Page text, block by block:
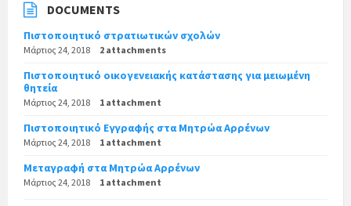
DOCUMENTS
Πιστοποιητικό στρατιωτικών σχολών
Μάρτιος 24, 2018 2 attachments
Πιστοποιητικό οικογενειακής κατάστασης για μειωμένη
θητεία
Μάρτιος 24, 2018 1 attachment
Πιστοποιητικό Εγγραφής στα Μητρώα Αρρένων
Μάρτιος 24, 2018 1 attachment
Μεταγραφή στα Μητρώα Αρρένων
Μάρτιος 24, 2018 1 attachment